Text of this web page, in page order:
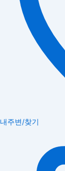
내주변/찾기